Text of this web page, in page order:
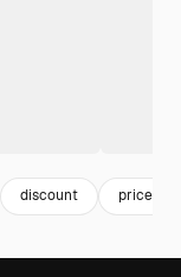
discount price